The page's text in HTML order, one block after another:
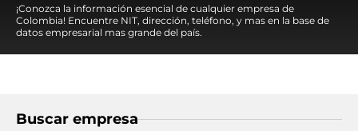
¡Conozca la información esencial de cualquier empresa de
Colombia! Encuentre NIT, dirección, teléfono, y mas en la base de
datos empresarial mas grande del país.
Buscar empresa